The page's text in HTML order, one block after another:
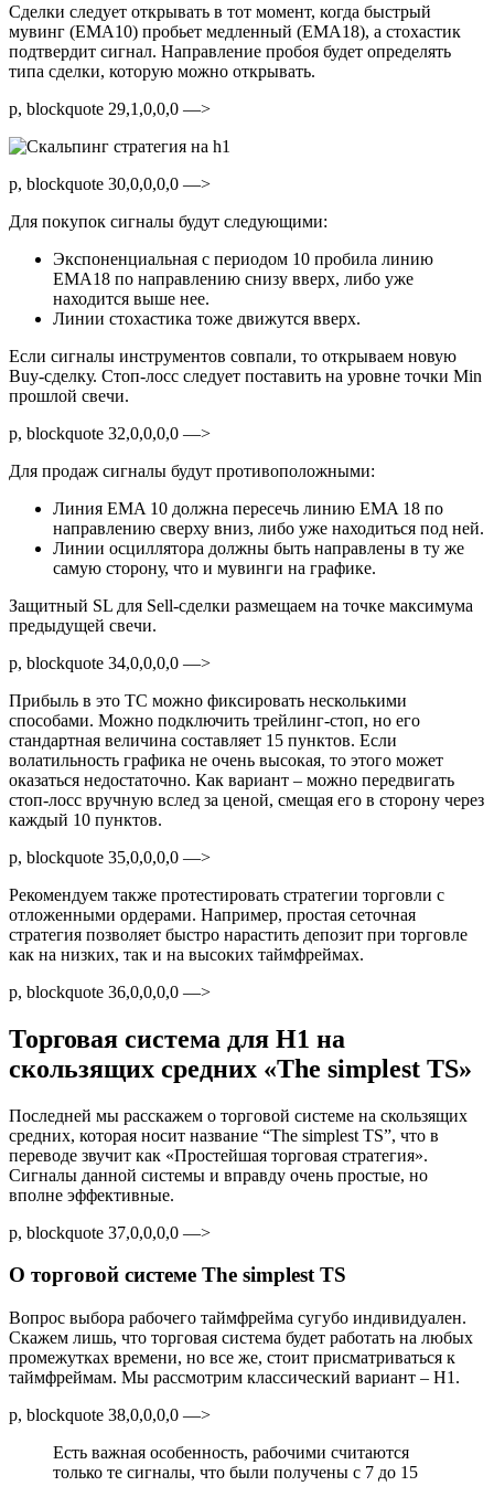
Сделки следует открывать в тот момент, когда быстрый
мувинг (EMA10) пробьет медленный (EMA18), а стохастик
подтвердит сигнал. Направление пробоя будет определять
типа сделки, которую можно открывать.
p, blockquote 29,1,0,0,0 —>
p, blockquote 30,0,0,0,0 —>
Для покупок сигналы будут следующими:
Экспоненциальная с периодом 10 пробила линию
EMA18 по направлению снизу вверх, либо уже
находится выше нее.
Линии стохастика тоже движутся вверх.
Если сигналы инструментов совпали, то открываем новую
Buy-сделку. Стоп-лосс следует поставить на уровне точки Min
прошлой свечи.
p, blockquote 32,0,0,0,0 —>
Для продаж сигналы будут противоположными:
Линия EMA 10 должна пересечь линию EMA 18 по
направлению сверху вниз, либо уже находиться под ней.
Линии осциллятора должны быть направлены в ту же
самую сторону, что и мувинги на графике.
Защитный SL для Sell-сделки размещаем на точке максимума
предыдущей свечи.
p, blockquote 34,0,0,0,0 —>
Прибыль в это ТС можно фиксировать несколькими
способами. Можно подключить трейлинг-стоп, но его
стандартная величина составляет 15 пунктов. Если
волатильность графика не очень высокая, то этого может
оказаться недостаточно. Как вариант – можно передвигать
стоп-лосс вручную вслед за ценой, смещая его в сторону через
каждый 10 пунктов.
p, blockquote 35,0,0,0,0 —>
Рекомендуем также протестировать стратегии торговли с
отложенными ордерами. Например, простая сеточная
стратегия позволяет быстро нарастить депозит при торговле
как на низких, так и на высоких таймфреймах.
p, blockquote 36,0,0,0,0 —>
Торговая система для H1 на
скользящих средних «The simplest TS»
Последней мы расскажем о торговой системе на скользящих
средних, которая носит название “The simplest TS”, что в
переводе звучит как «Простейшая торговая стратегия».
Сигналы данной системы и вправду очень простые, но
вполне эффективные.
p, blockquote 37,0,0,0,0 —>
О торговой системе The simplest TS
Вопрос выбора рабочего таймфрейма сугубо индивидуален.
Скажем лишь, что торговая система будет работать на любых
промежутках времени, но все же, стоит присматриваться к
таймфреймам. Мы рассмотрим классический вариант – H1.
p, blockquote 38,0,0,0,0 —>
Есть важная особенность, рабочими считаются
только те сигналы, что были получены с 7 до 15